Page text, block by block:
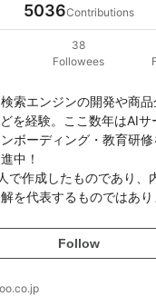
5036Contributions
38
Followees
索エンジンの開発や商
を経験。ここ数年はAIサ
ボーディング・教育研
中！
で作成したものであり、
を代表するものではあり
Follow